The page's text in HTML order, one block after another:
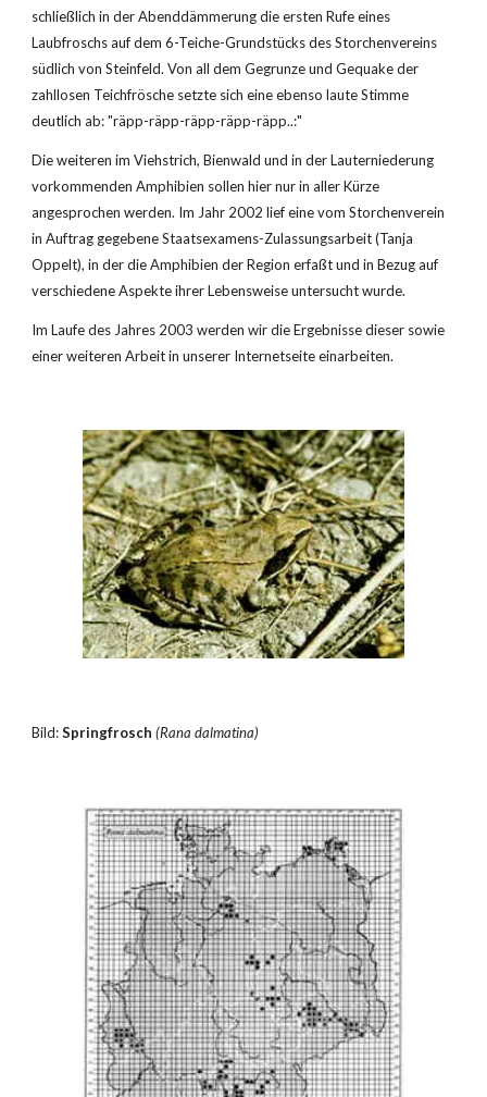
schließlich in der Abenddämmerung die ersten Rufe eines
Laubfroschs auf dem 6-Teiche-Grundstücks des Storchenvereins
südlich von Steinfeld. Von all dem Gegrunze und Gequake der
zahllosen Teichfrösche setzte sich eine ebenso laute Stimme
deutlich ab: "räpp-räpp-räpp-räpp-räpp..:"
Die weiteren im Viehstrich, Bienwald und in der Lauterniederung
vorkommenden Amphibien sollen hier nur in aller Kürze
angesprochen werden. Im Jahr 2002 lief eine vom Storchenverein
in Auftrag gegebene Staatsexamens-Zulassungsarbeit (Tanja
Oppelt), in der die Amphibien der Region erfaßt und in Bezug auf
verschiedene Aspekte ihrer Lebensweise untersucht wurde.
Im Laufe des Jahres 2003 werden wir die Ergebnisse dieser sowie
einer weiteren Arbeit in unserer Internetseite einarbeiten.
Bild: Springfrosch (Rana dalmatina)